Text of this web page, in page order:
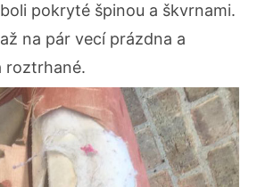
pokryté špinou a škvrnami.
na pár vecí prázdna a
roztrhané.